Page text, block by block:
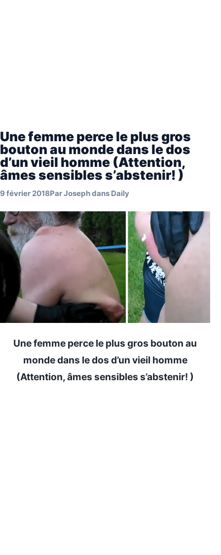
Une femme perce le plus gros
bouton au monde dans le dos
d’un vieil homme (Attention,
âmes sensibles s’abstenir! )
9 février 2018ParJosephdans Daily
Une femme perce le plus gros bouton au
monde dans le dos d’un vieil homme
(Attention, âmes sensibles s’abstenir! )